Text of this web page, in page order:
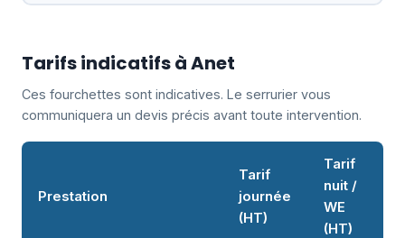
Tarifs indicatifs à Anet
Ces fourchettes sont indicatives. Le serrurier vous
communiquera un devis précis avant toute intervention.
Prestation
Tarif
journée
(HT)
Tarif
nuit /
WE
(HT)